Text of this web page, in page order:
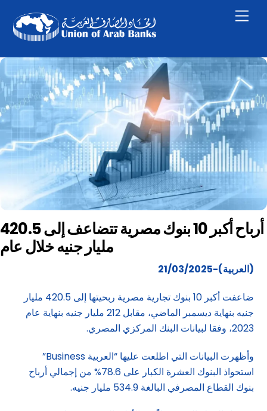
content
أرباح أكبر 10 بنوك مصرية تتضاعف إلى 420.5
مليار جنيه خلال عام
(العربية)-21/03/2025
ضاعفت أكبر 10 بنوك تجارية مصرية ربحيتها إلى 420.5 مليار
جنيه بنهاية ديسمبر الماضي، مقابل 212 مليار جنيه بنهاية عام
2023، وفقا لبيانات البنك المركزي المصري.
وأظهرت البيانات التي اطلعت عليها “العربية Business”
استحواذ البنوك العشرة الكبار على 78.6% من إجمالي أرباح
بنوك القطاع المصرفي البالغة 534.9 مليار جنيه.